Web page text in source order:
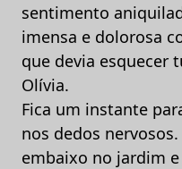
sentimento
imensa e dolorosa
que devia esquecer
Olívia.
Fica um instante
nos dedos
embaixo no jardim